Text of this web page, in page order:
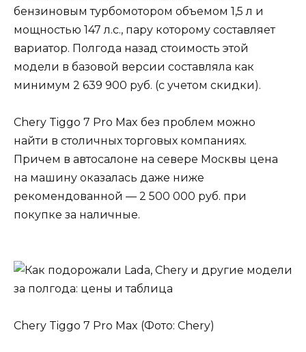
бензиновым турбомотором объемом 1,5 л и
мощностью 147 л.с., пару которому составляет
вариатор. Полгода назад стоимость этой
модели в базовой версии составляла как
минимум 2 639 900 руб. (с учетом скидки).
Chery Tiggo 7 Pro Max без проблем можно
найти в столичных торговых компаниях.
Причем в автосалоне на севере Москвы цена
на машину оказалась даже ниже
рекомендованной — 2 500 000 руб. при
покупке за наличные.
Chery Tiggo 7 Pro Max (Фото: Chery)